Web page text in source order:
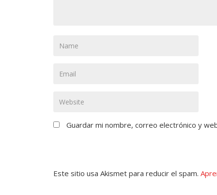
Guardar mi nombre, correo electrónico y
Este sitio usa Akismet para reducir el spam.